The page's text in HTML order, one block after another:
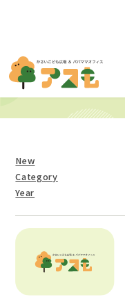
New
Category
Year